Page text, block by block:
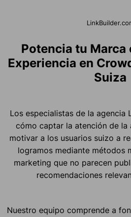
Potencia tu Marca
Experiencia en
Suiza
Los especialistas de la agencia
cómo captar la atención de la
motivar a los usuarios suizo a
logramos mediante métodos
marketing que no parecen
recomendaciones
Nuestro equipo comprende a